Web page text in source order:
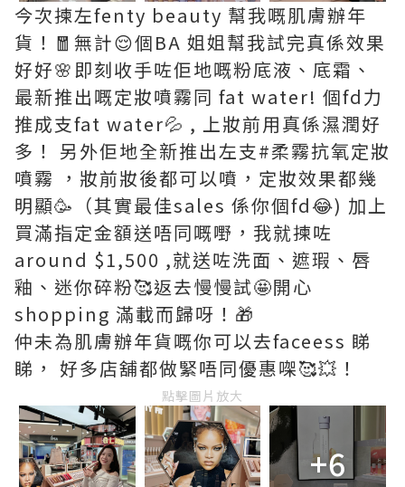
今次揀左fenty beauty 幫我嘅肌膚辦年
貨！🧧無計😌個BA 姐姐幫我試完真係效果
好好🌸即刻收手咗佢地嘅粉底液、底霜、
最新推出嘅定妝噴霧同 fat water! 個fd力
推成支fat water💦 , 上妝前用真係濕潤好
多！ 另外佢地全新推出左支#柔霧抗氧定妝
噴霧 ，妝前妝後都可以噴，定妝效果都幾
明顯🥳（其實最佳sales 係你個fd😂) 加上
買滿指定金額送唔同嘅嘢，我就揀咗
around $1,500 ,就送咗洗面、遮瑕、唇
釉、迷你碎粉🥰返去慢慢試🤩開心
shopping 滿載而歸呀！🎁
仲未為肌膚辦年貨嘅你可以去faceess 睇
睇， 好多店舖都做緊唔同優惠㗎🥰💥！
點擊圖片放大
+6